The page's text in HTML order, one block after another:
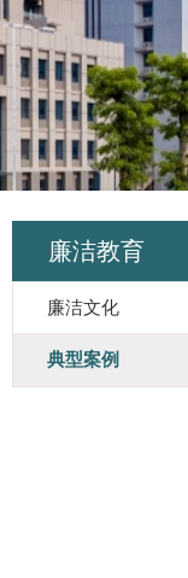
廉洁教育
廉洁文化
典型案例